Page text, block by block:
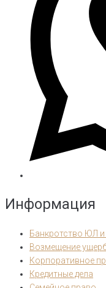
Информация
Банкротство ЮЛ
Возмещение
Корпоративное
Кредитные дела